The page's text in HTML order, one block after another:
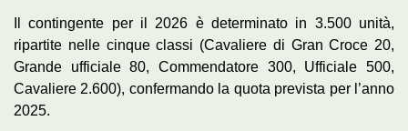
Il contingente per il 2026 è determinato in 3.500 unità,
ripartite nelle cinque classi (Cavaliere di Gran Croce 20,
Grande ufficiale 80, Commendatore 300, Ufficiale 500,
Cavaliere 2.600), confermando la quota prevista per l’anno
2025.